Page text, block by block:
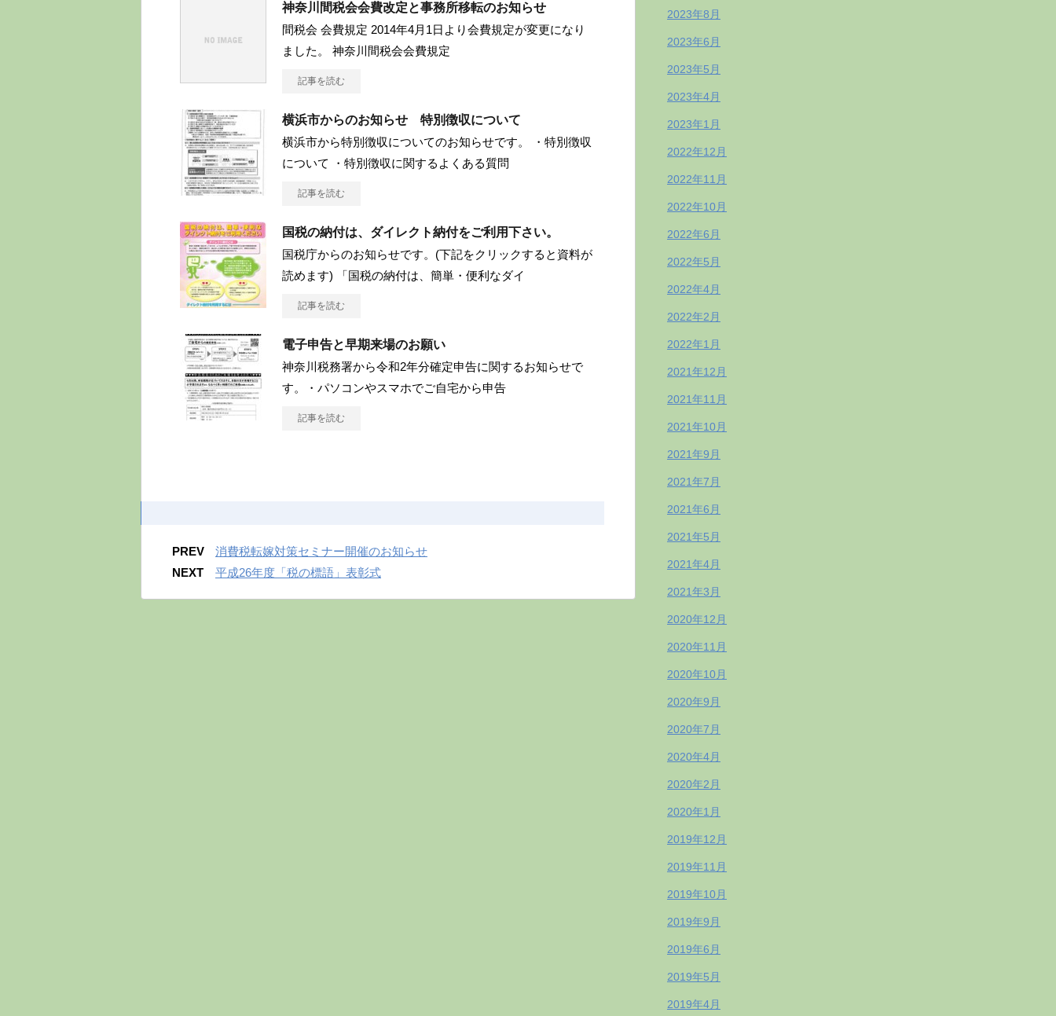
神奈川間税会会費改定と事務所移転のお知らせ
間税会 会費規定 2014年4月1日より会費規定が変更になり
ました。 神奈川間税会会費規定
記事を読む
横浜市からのお知らせ 特別徴収について
横浜市から特別徴収についてのお知らせです。 ・特別徴収
について ・特別徴収に関するよくある質問
記事を読む
国税の納付は、ダイレクト納付をご利用下さい。
国税庁からのお知らせです。(下記をクリックすると資料が
読めます) 「国税の納付は、簡単・便利なダイ
記事を読む
電子申告と早期来場のお願い
神奈川税務署から令和2年分確定申告に関するお知らせで
す。・パソコンやスマホでご自宅から申告
記事を読む
PREV
消費税転嫁対策セミナー開催のお知らせ
NEXT
平成26年度「税の標語」表彰式
2023年8月
2023年6月
2023年5月
2023年4月
2023年1月
2022年12月
2022年11月
2022年10月
2022年6月
2022年5月
2022年4月
2022年2月
2022年1月
2021年12月
2021年11月
2021年10月
2021年9月
2021年7月
2021年6月
2021年5月
2021年4月
2021年3月
2020年12月
2020年11月
2020年10月
2020年9月
2020年7月
2020年4月
2020年2月
2020年1月
2019年12月
2019年11月
2019年10月
2019年9月
2019年6月
2019年5月
2019年4月